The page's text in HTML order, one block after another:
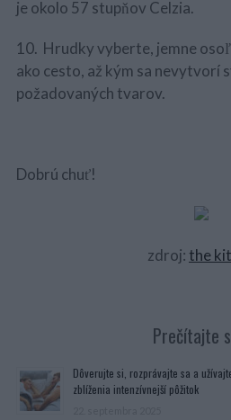
je okolo 57 stupňov Celzia.
10. Hrudky vyberte, jemne
ako cesto, až kým sa nevytvorí
požadovaných tvarov.
Dobrú chuť!
zdroj: the
Prečítajte
Dôverujte si, rozprávajte sa a
zblíženia intenzívnejší pôžitok